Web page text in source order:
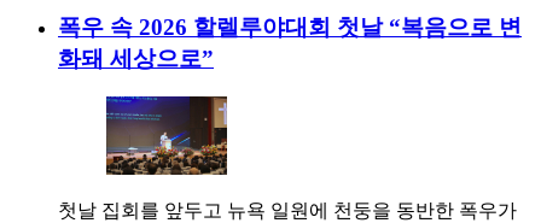
폭우 속 2026 할렐루야대회 첫날 “복음으로 변
화돼 세상으로”
첫날 집회를 앞두고 뉴욕 일원에 천둥을 동반한 폭우가